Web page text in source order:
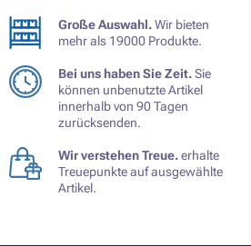
Große Auswahl.Wir bieten
mehr als 19000 Produkte.
Bei uns haben Sie Zeit.Sie
können unbenutzte Artikel
innerhalb von 90 Tagen
zurücksenden.
Wir verstehen Treue.erhalte
Treuepunkte auf ausgewählte
Artikel.